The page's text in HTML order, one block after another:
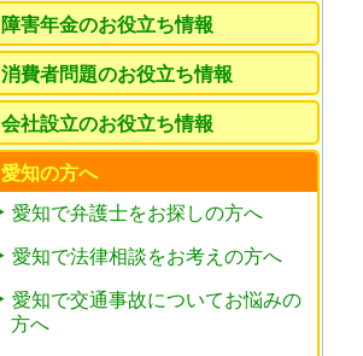
障害年金のお役立ち情報
消費者問題のお役立ち情報
会社設立のお役立ち情報
愛知の方へ
愛知で弁護士をお探しの方へ
愛知で法律相談をお考えの方へ
愛知で交通事故についてお悩みの
方へ